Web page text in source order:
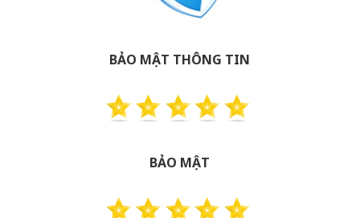
BẢO MẬT THÔNG TIN
BẢO MẬT